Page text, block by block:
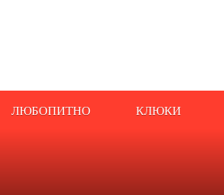
ЛЮБОПИТНО КЛЮКИ